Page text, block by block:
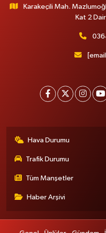
Karakeçili Mah.
Kat 2
Hava Durumu
Trafik Durumu
Tüm Manşetler
Haber Arşivi